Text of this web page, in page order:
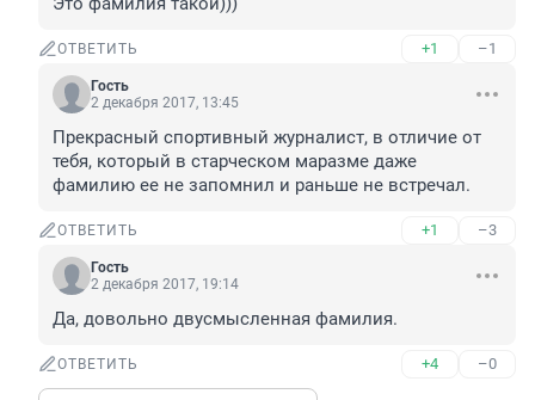
ОТВЕТИТЬ +1 –1
Гость
2 декабря 2017, 13:45
Прекрасный спортивный журналист, в отличие от
тебя, который в старческом маразме даже
фамилию ее не запомнил и раньше не встречал.
ОТВЕТИТЬ +1 –3
Гость
2 декабря 2017, 19:14
Да, довольно двусмысленная фамилия.
ОТВЕТИТЬ +4 –0